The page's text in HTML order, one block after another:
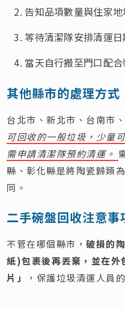
告知品項數量與住家
等待清潔隊安排清運
當天自行搬至門口配合
其他縣市的處理方式
台北市、新北市、台南市
可回收的一般垃圾，少量
需申請清潔隊預約清運。
縣、彰化縣是將陶瓷歸類
同。
二手碗盤回收注意事
不管在哪個縣市，破損的
紙)包裹後再丟棄，並在外
片」
，保護垃圾清運人員